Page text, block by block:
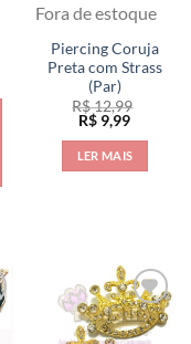
Fora de estoque
Piercing Coruja
Preta com Strass
(Par)
R$12,99
O
preço
original
era:
R$ 12,99.
R$ 9,99O
atual
é:
R$ 9,99.
LER MAIS